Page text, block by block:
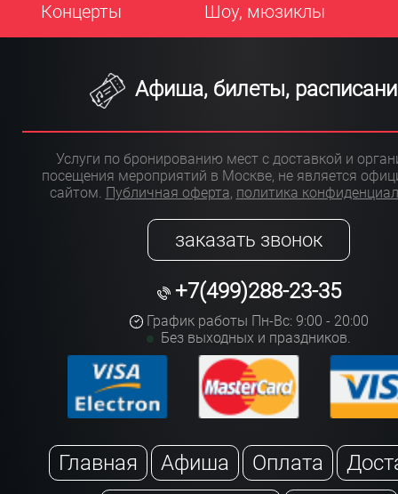
Концерты Шоу, мюзиклы
Афиша, билеты,
Услуги по бронированию мест с доставкой и
посещения мероприятий в Москве, не является
сайтом. Публичная оферта, политика
заказать звонок
+7(499)288-23-35
График работы Пн-Вс: 9:00 - 20:00
Без выходных и праздников.
Главная Афиша Оплата